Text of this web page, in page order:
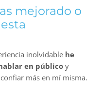
mejorado o
inolvidable he
en públicoy
más en mí misma.